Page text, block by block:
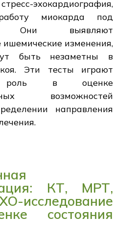
эхокардиография,
миокарда под
Они выявляют
ишемические изменения,
быть незаметны в
Эти тесты играют
роль в оценке
возможностей
направления
КТ, МРТ,
исследование
состояния